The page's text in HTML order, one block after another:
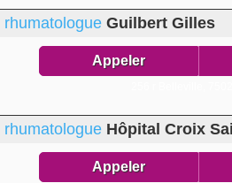
rhumatologue Guilbert Gilles
Appeler
rhumatologue Hôpital Croix
Appeler